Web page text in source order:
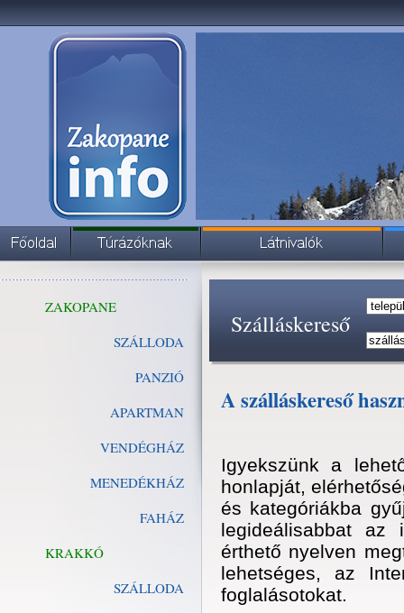
ZAKOPANE
SZÁLLODA
PANZIÓ
APARTMAN
VENDÉGHÁZ
MENEDÉKHÁZ
FAHÁZ
KRAKKÓ
SZÁLLODA
Szálláskereső
A szálláskereső
Igyekszünk a
honlapját,
és kategóriákba
legideálisabbat az
érthető nyelven
lehetséges, az
foglalásotokat.